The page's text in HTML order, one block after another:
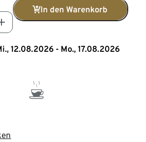
In den Warenkorb
12.08.2026 - Mo., 17.08.2026